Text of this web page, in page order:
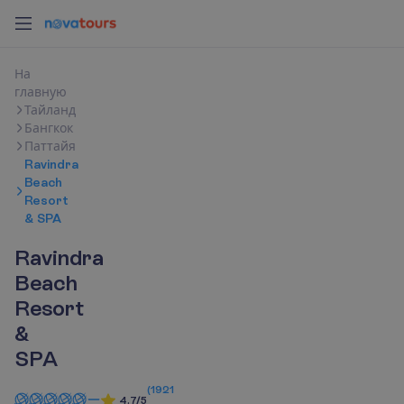
На
главную
Тайланд
Бангкок
Паттайя
Ravindra
Beach
Resort
& SPA
Ravindra
Beach
Resort
&
SPA
4.7/5
(1921